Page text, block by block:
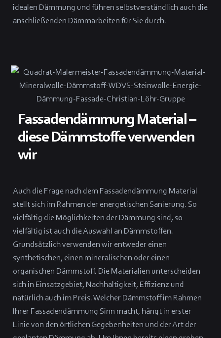
idealen Dämmung und führen selbstverständlich auch die
anschließenden Dämmarbeiten für Sie durch.
Fassadendämmung Material –
diese Dämmstoffe verwenden
wir
Auch die Frage nach dem Fassadendämmung Material
stellt sich im Rahmen der energetischen Sanierung. So
vielfältig die Möglichkeiten der Dämmung sind, so
vielfältig ist auch die Auswahl an Dämmstoffen.
Grundsätzlich verwenden wir entweder einen
synthetischen, einen mineralischen oder einen
organischen Dämmstoff. Die Materialien unterscheiden
sich in Einsatzgebiet, Nachhaltigkeit, Effizienz und
natürlich auch im Preis. Welcher Dämmstoff im Rahmen
Ihrer Fassadendämmung Sinn macht, hängt in erster
Linie von den örtlichen Gegebenheiten und der Art der